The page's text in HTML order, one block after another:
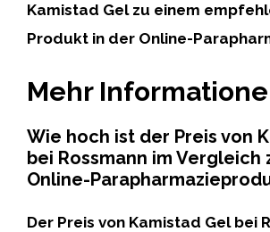
Kamistad Gel zu einem
Produkt in der Online-
Mehr
Wie hoch ist der Preis von
bei Rossmann im Vergleich
Online-
Der Preis von Kamistad Gelbei